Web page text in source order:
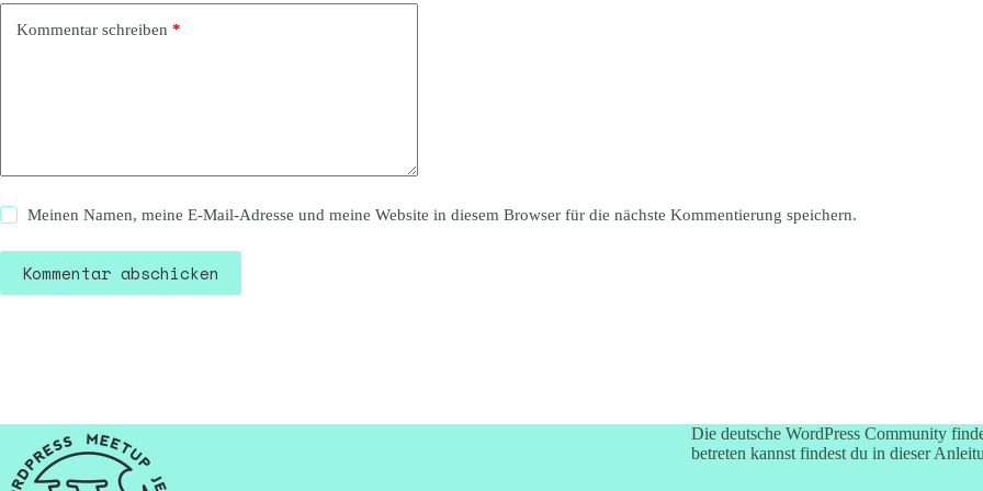
Kommentar schreiben *
Meinen Namen, meine E-Mail-Adresse und meine Website in diesem Browser für die nächste Kommentierung speichern.
Kommentar abschicken
Die deutsche WordPress Community
betreten kannst findest du in dieser